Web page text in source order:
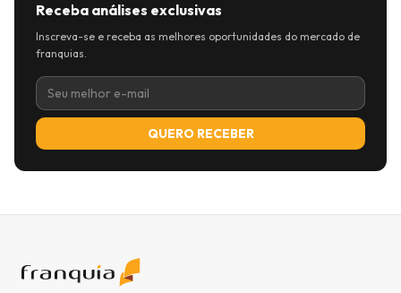
Receba análises exclusivas
Inscreva-se e receba as melhores oportunidades do mercado de
franquias.
QUERO RECEBER